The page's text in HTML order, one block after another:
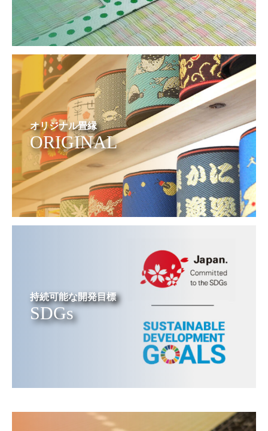
オリジナル畳縁
ORIGINAL
持続可能な開発目標
SDGs